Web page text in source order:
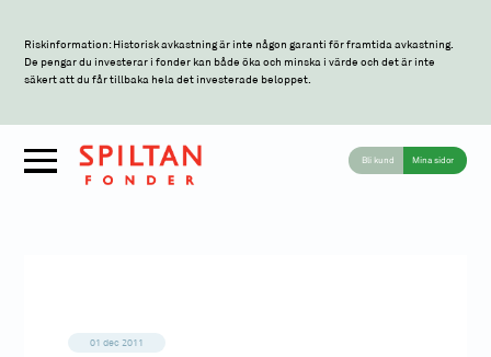
Riskinformation: Historisk avkastning är inte någon garanti för framtida avkastning.
De pengar du investerar i fonder kan både öka och minska i värde och det är inte
säkert att du får tillbaka hela det investerade beloppet.
Bli kund Mina sidor
01 dec 2011